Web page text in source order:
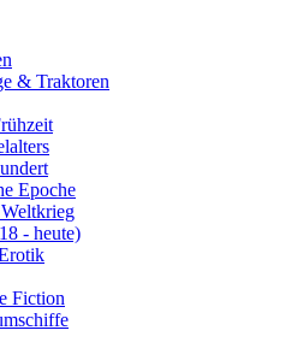
& Traktoren
Epoche
- heute)
Fiction